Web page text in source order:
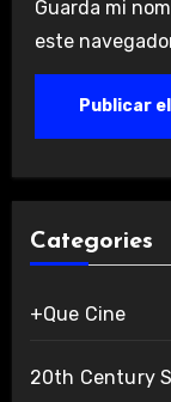
Guarda mi
este
Categories
+Que Cine
20th Century